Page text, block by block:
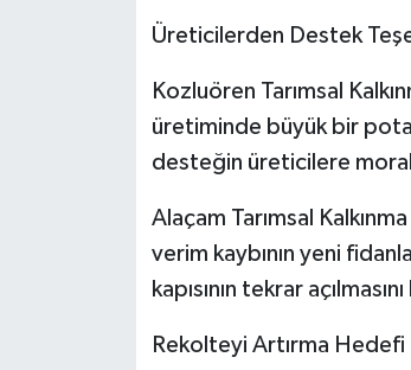
Üreticilerden Destek
Kozluören Tarımsal
üretiminde büyük bir
desteğin üreticilere
Alaçam Tarımsal
verim kaybının yeni
kapısının tekrar
Rekolteyi Artırma Hedefi